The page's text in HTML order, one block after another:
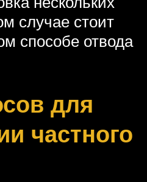
случае стоит
способе отвода
для
частного